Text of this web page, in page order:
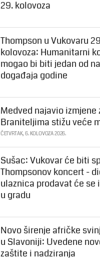
29. kolovoza
Thompson u Vukovaru
kolovoza: Humanitarni
mogao bi biti jedan od
događaja godine
Medved najavio izmjene
Braniteljima stižu veće
ČETVRTAK, 6. KOLOVOZA 2026.
Sušac: Vukovar će biti
Thompsonov koncert -
ulaznica prodavat će se
u gradu
Novo širenje afričke
u Slavoniji: Uvedene
zaštite i nadziranja